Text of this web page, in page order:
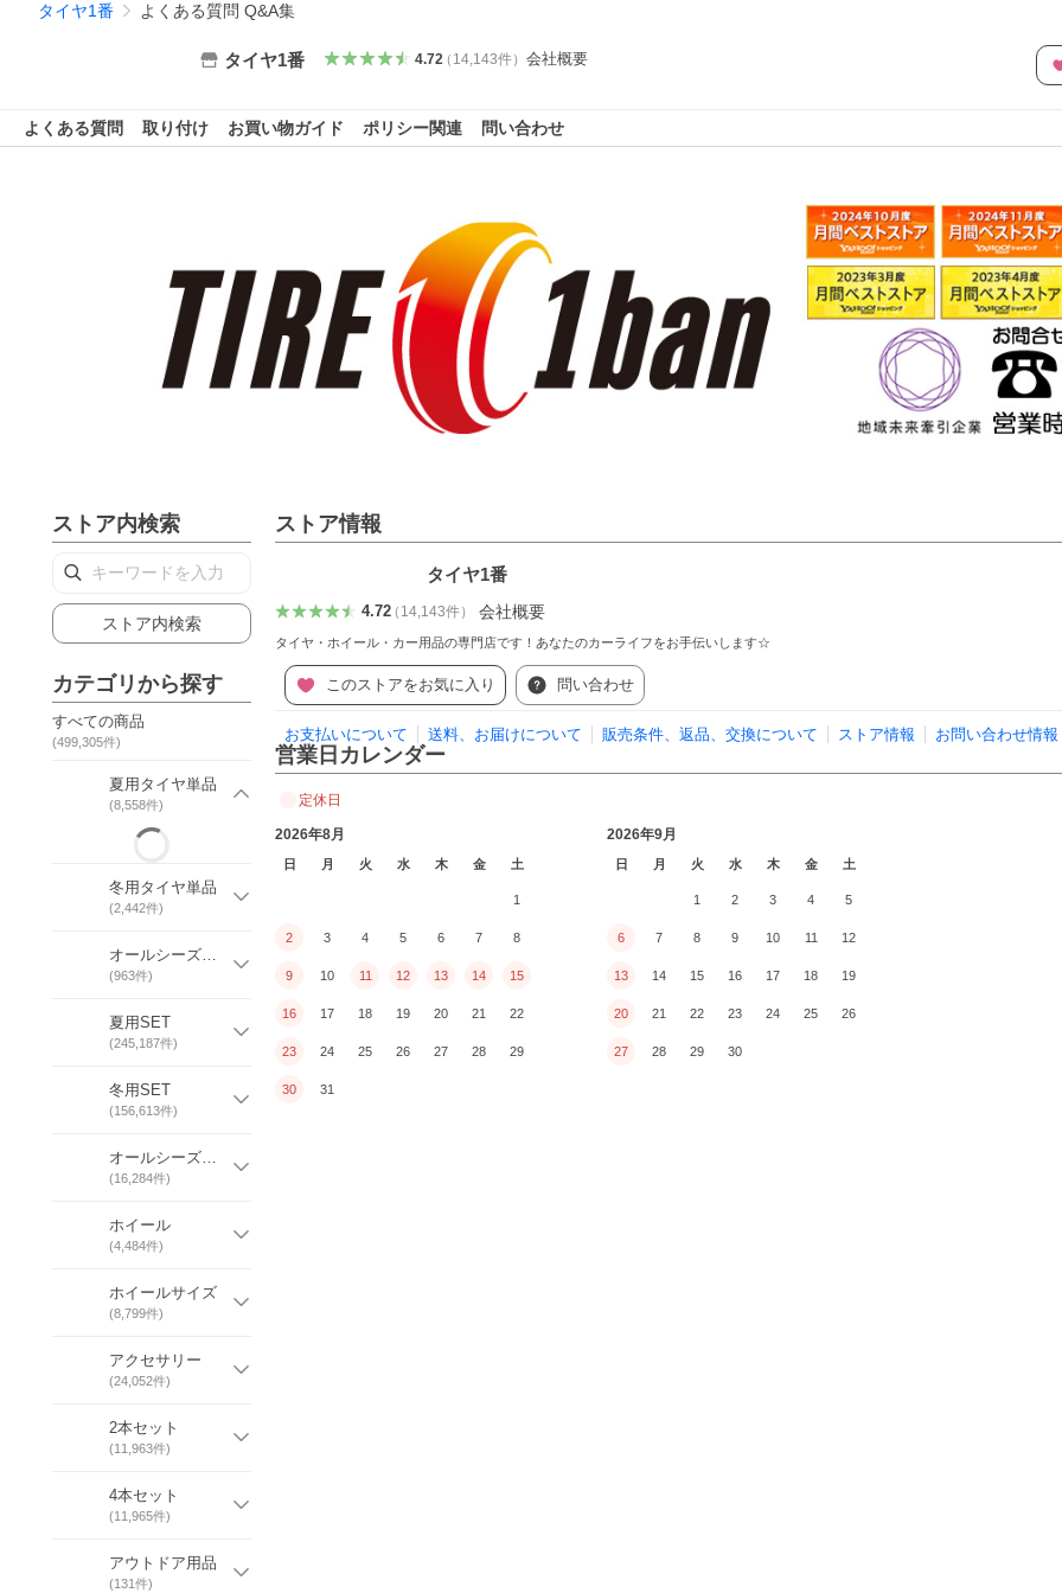
タイヤ1番 よくある質問 Q&A集
タイヤ1番 4.72（ 14,143件） 会社概要
よくある質問 取り付け お買い物ガイド ポリシー関連 問い合わせ
ストア内検索
ストア内検索
カテゴリから探す
すべての商品
(499,305件)
夏用タイヤ単品
(8,558件)
冬用タイヤ単品
(2,442件)
オールシーズンタイヤ単品
(963件)
夏用SET
(245,187件)
冬用SET
(156,613件)
オールシーズンSET
(16,284件)
ホイール
(4,484件)
ホイールサイズ
(8,799件)
アクセサリー
(24,052件)
2本セット
(11,963件)
4本セット
(11,965件)
アウトドア用品
(131件)
ストア情報
タイヤ1番
4.72（ 14,143件） 会社概要
タイヤ・ホイール・カー用品の専門店です！あなたのカーライフをお手伝いします☆
このストアをお気に入り 問い合わせ
お支払いについて 送料、お届けについて 販売条件、返品、交換について ストア情報 お問い合わせ情報
営業日カレンダー
定休日
2026年8月
日 月 火 水 木 金 土
1
2 3 4 5 6 7 8
9 10 11 12 13 14 15
16 17 18 19 20 21 22
23 24 25 26 27 28 29
30 31
2026年9月
日 月 火 水 木 金 土
1 2 3 4 5
6 7 8 9 10 11 12
13 14 15 16 17 18 19
20 21 22 23 24 25 26
27 28 29 30